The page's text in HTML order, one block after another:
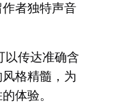
者独特声音
以传达准确含
格精髓，为
体验。